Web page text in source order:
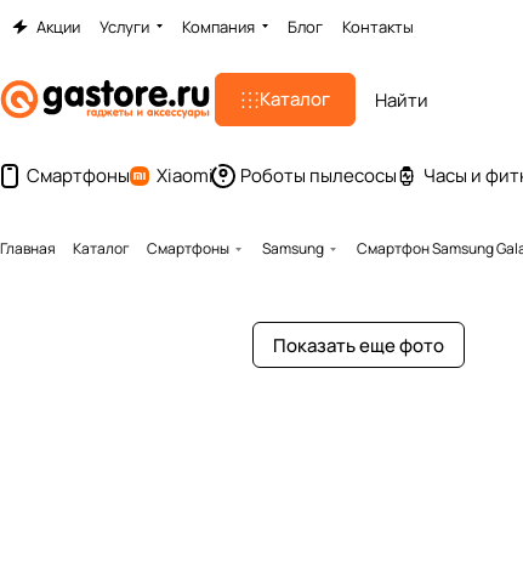
Акции Услуги Компания Блог Контакты
Каталог
Смартфоны Xiaomi Роботы пылесосы Часы и
Главная Каталог Смартфоны Samsung Смартфон Samsung
Показать еще фото